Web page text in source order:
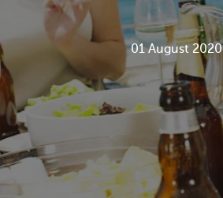
01 August 2020